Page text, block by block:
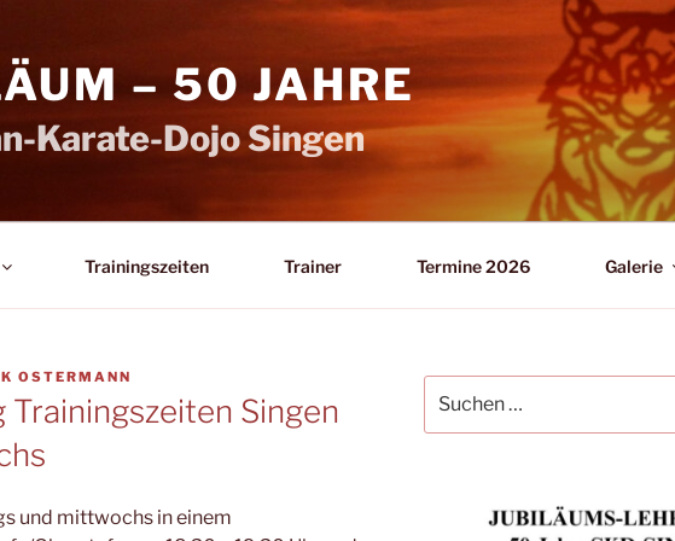
– 50 JAHRE
Karate-Dojo Singen
Trainingszeiten Trainer Termine 2026 Galerie
OSTERMANN
Singen
und mittwochs in einem
nach: